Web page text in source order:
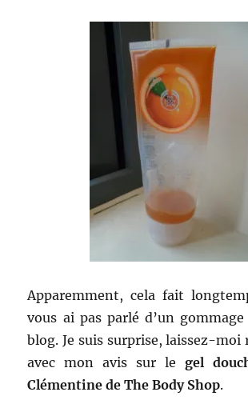
Apparemment, cela fait
vous ai pas parlé d’un
blog. Je suis surprise, laissez-moi
avec mon avis sur le gel
Clémentine de The Body Shop.